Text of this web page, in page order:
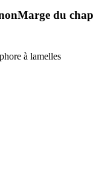
Marge du